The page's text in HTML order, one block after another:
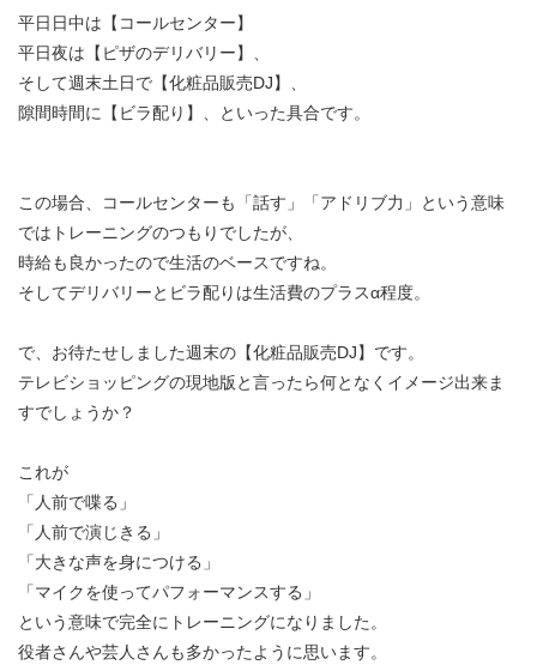
平日日中は【コールセンター】
平日夜は【ピザのデリバリー】、
そして週末土日で【化粧品販売DJ】、
隙間時間に【ビラ配り】、といった具合です。
この場合、コールセンターも「話す」「アドリブ力」という意味
ではトレーニングのつもりでしたが、
時給も良かったので生活のベースですね。
そしてデリバリーとビラ配りは生活費のプラスα程度。
で、お待たせしました週末の【化粧品販売DJ】です。
テレビショッピングの現地版と言ったら何となくイメージ出来ま
すでしょうか？
これが
「人前で喋る」
「人前で演じきる」
「大きな声を身につける」
「マイクを使ってパフォーマンスする」
という意味で完全にトレーニングになりました。
役者さんや芸人さんも多かったように思います。